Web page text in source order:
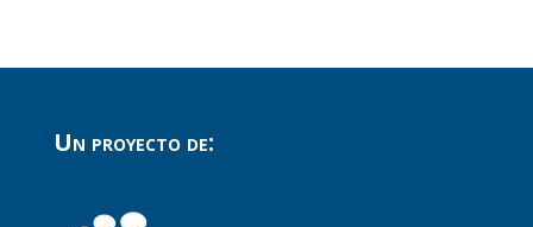
Un proyecto de: